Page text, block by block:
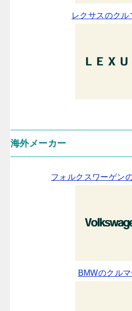
レクサスのクル
海外メーカー
フォルクスワーゲン
BMWのクル